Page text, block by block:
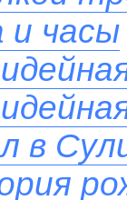
и часы
в